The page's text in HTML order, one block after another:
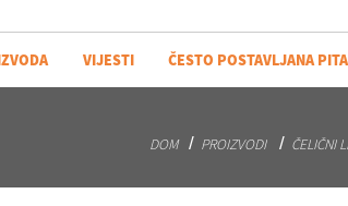
VIJESTI ČESTO POSTAVLJANA
DOM PROIZVODI ČELIČNI